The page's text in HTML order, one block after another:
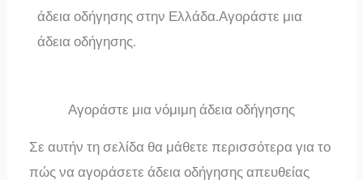
άδεια οδήγησης στην Ελλάδα.Αγοράστε μια
άδεια οδήγησης.
Αγοράστε μια νόμιμη άδεια οδήγησης
Σε αυτήν τη σελίδα θα μάθετε περισσότερα για το
πώς να αγοράσετε άδεια οδήγησης απευθείας